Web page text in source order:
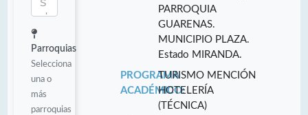
Parroquias
Selecciona
una o
más
parroquias
PARROQUIA
GUARENAS.
MUNICIPIO PLAZA.
Estado MIRANDA.
PROGRAMA
ACADÉMICO:
TURISMO MENCIÓN
HOTELERÍA
(TÉCNICA)